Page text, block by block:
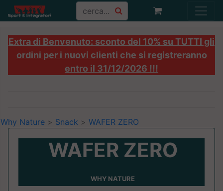
Extra di Benvenuto: sconto del 10% su TUTTI gli
ordini per i nuovi clienti che si registreranno
entro il 31/12/2026 !!!
Why Nature > Snack > WAFER ZERO
WAFER ZERO
WHY NATURE